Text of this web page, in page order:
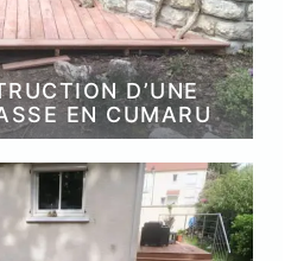
D’UNE
EN CUMARU